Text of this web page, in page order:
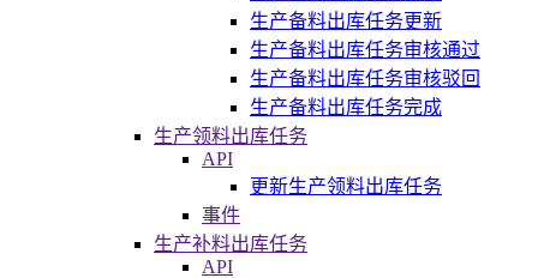
生产备料出库任务更新
生产备料出库任务审核通过
生产备料出库任务审核驳回
生产备料出库任务完成
生产领料出库任务
API
更新生产领料出库任务
事件
生产补料出库任务
API